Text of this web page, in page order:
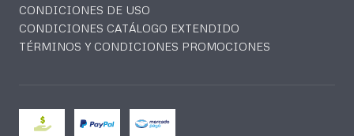
CONDICIONES DE USO
CONDICIONES CATÁLOGO EXTENDIDO
TÉRMINOS Y CONDICIONES PROMOCIONES